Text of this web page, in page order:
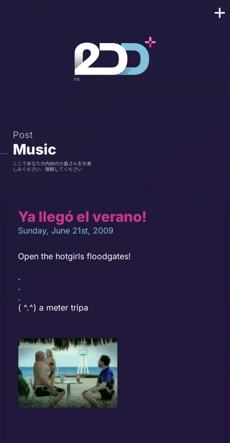
Post
Music
ここであなたの内側の小島さんをお楽
しみください、理解してください
Ya llegó el verano!
Sunday, June 21st, 2009
Open the hotgirls floodgates!
.
.
.
( ^.^) a meter tripa